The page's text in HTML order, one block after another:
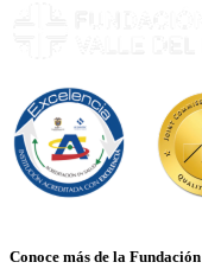
Conoce más de la Fundación